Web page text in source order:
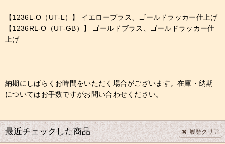
【1236L-O（UT-L）】 イエローブラス、ゴールドラッカー仕上げ
【1236RL-O（UT-GB）】 ゴールドブラス、ゴールドラッカー仕
上げ
納期にしばらくお時間をいただく場合がございます。在庫・納期
についてはお手数ですがお問い合わせください。
最近チェックした商品 履歴クリア